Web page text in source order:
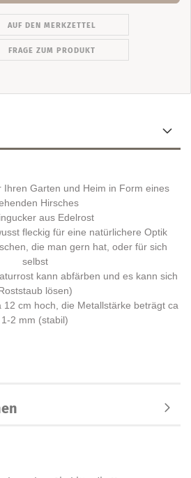
AUF DEN MERKZETTEL
FRAGE ZUM PRODUKT
Ihren Garten und Heim in Form eines
Hirsches
aus Edelrost
fleckig für eine natürlichere Optik
die man gern hat, oder für sich
selbst
kann abfärben und es kann sich
lösen)
cm hoch, die Metallstärke beträgt ca
1-2 mm (stabil)